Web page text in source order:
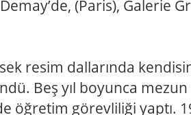
(Paris), Galerie
resim dallarında
Beş yıl boyunca
öğretim görevliliği yaptı.